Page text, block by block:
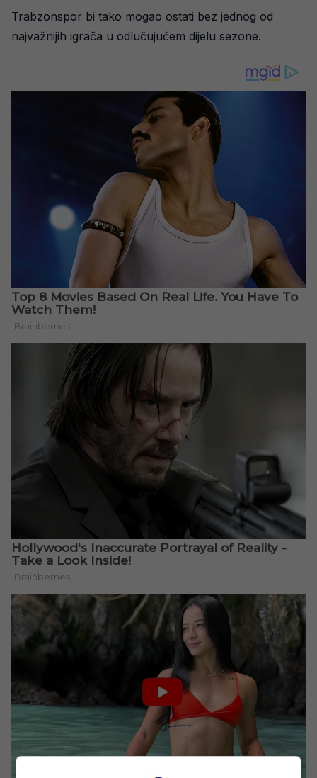
Trabzonspor bi tako mogao ostati bez jednog od
najvažnijih igrača u odlučujućem dijelu sezone.